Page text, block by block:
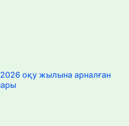
оқу жылына арналған